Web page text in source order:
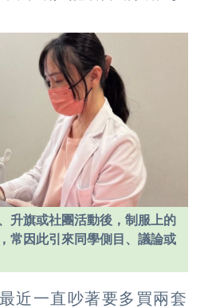
升旗或社團活動後，制服上的
常因此引來同學側目、議論或
近一直吵著要多買兩套